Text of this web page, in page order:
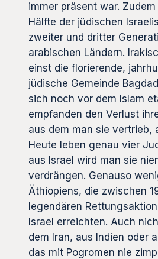
immer präsent war.
Hälfte der jüdischen
zweiter und dritter
arabischen Ländern.
einst die florierende,
jüdische Gemeinde
sich noch vor dem Islam
empfanden den Verlust
aus dem man sie vertrieb,
Heute leben genau vier
aus Israel wird man sie
verdrängen. Genauso
Äthiopiens, die zwischen
legendären
Israel erreichten. Auch
dem Iran, aus Indien oder
das mit Pogromen nie